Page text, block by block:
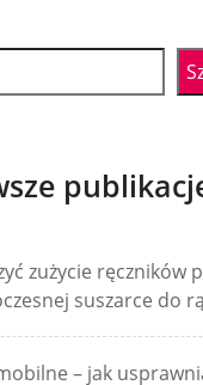
zużycie ręczników
suszarce do
– jak